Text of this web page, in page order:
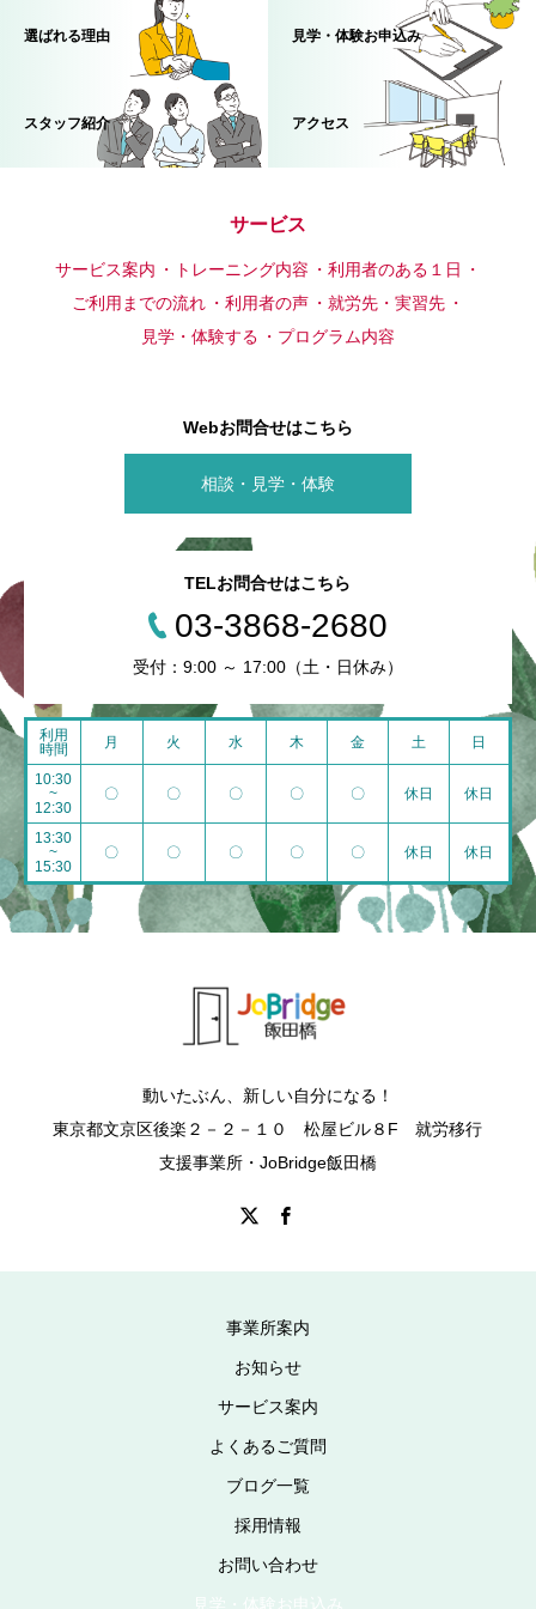
選ばれる理由 見学・体験お申込み
スタッフ紹介 アクセス
サービス
サービス案内 トレーニング内容
利用者のある１日
ご利用までの流れ
利用者の声
就労先・実習先
見学・体験する
プログラム内容
Webお問合せはこちら
相談・見学・体験
TELお問合せはこちら
03-3868-2680
受付：9:00 ～ 17:00（土・日休み）
利用
時間
月 火 水 木 金 土 日
10:30
~
12:30
〇 〇 〇 〇 〇 休日 休日
13:30
~
15:30
〇 〇 〇 〇 〇 休日 休日
動いたぶん、新しい自分になる！
東京都文京区後楽２－２－１０ 松屋ビル８F 就労移行
支援事業所・JoBridge飯田橋
事業所案内
お知らせ
サービス案内
よくあるご質問
ブログ一覧
採用情報
お問い合わせ
見学・体験お申込み